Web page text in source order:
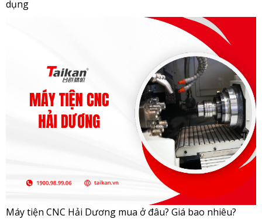
dụng
Máy tiện CNC Hải Dương mua ở đâu? Giá bao nhiêu?